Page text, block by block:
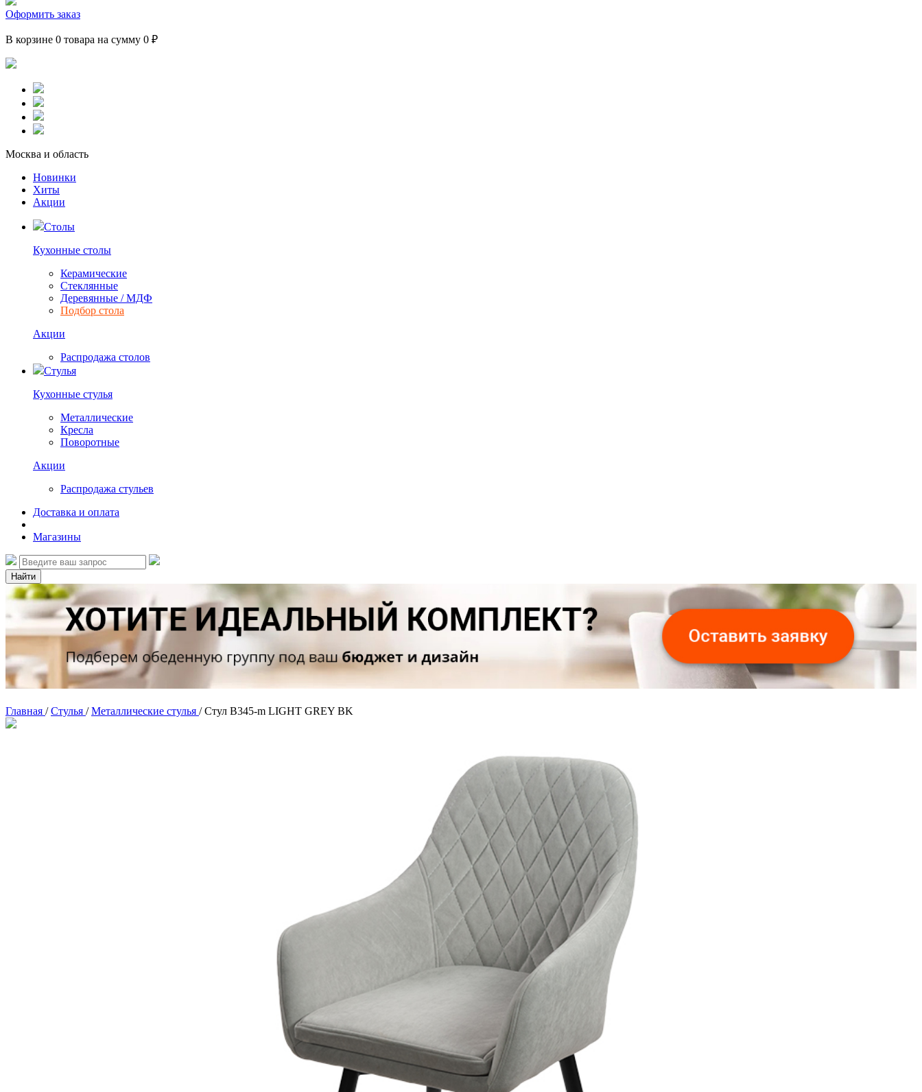
Оформить заказ
В корзине 0 товара на сумму 0 ₽
Москва и область
Новинки
Хиты
Акции
Столы
Кухонные столы
Керамические
Стеклянные
Деревянные / МДФ
Подбор стола
Акции
Распродажа столов
Стулья
Кухонные стулья
Металлические
Кресла
Поворотные
Акции
Распродажа стульев
Доставка и оплата
Магазины
Найти
Главная / Стулья / Металлические стулья / Стул B345-m LIGHT GREY BK